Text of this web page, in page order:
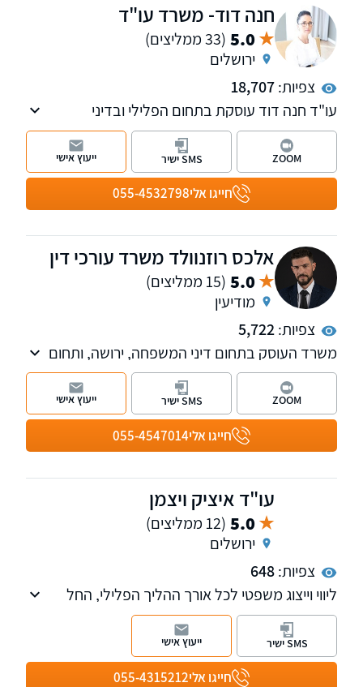
חנה דוד- משרד עו"ד
5.0 (33 ממליצים)
ירושלים
צפיות:18,707
עו"ד חנה דוד עוסקת בתחום הפלילי ובדיני
תעבורה, שירתה במשטרה כשוטרת תנועה,
מפעילת "ינשוף", חוקרת ותובעת - מייצגת נאשמים
בתחום התעבורה והפלילי בלבד. בעלת ניסיון של
למעלה מ- 25 שנה. נשמח לקבוע עמכם פגישת
ייעוץ, השירות ניתן בכל רחבי הארץ.
חייגו אלי055-4532798
ZOOM SMS ישיר ייעוץ אישי
אלכס רוזנוולד משרד עורכי דין
5.0 (15 ממליצים)
מודיעין
צפיות:5,722
משרד העוסק בתחום דיני המשפחה, ירושה, ותחום
המקרקעין על כלל רבדיו. כמו כן, במשרדנו מחלקה
העוסקת בתחום המשפט הפלילי כולל אלימות
במשפחה, מעצרים, כתבי אישום וייצוג בבתי
המשפט השונים. השירות ניתן בשפות עברית, רוסית
ואנגלית.
חייגו אלי055-4547014
ZOOM SMS ישיר ייעוץ אישי
עו"ד איציק ויצמן
5.0 (12 ממליצים)
ירושלים
צפיות:648
ליווי וייצוג משפטי לכל אורך ההליך הפלילי, החל
מהשלבים הראשוניים של החקירה, דרך הליכי
ביניים כגון מעצרים וצווים מגבילים, ועד לייצוג בבתי
המשפט ובערכאות השונות.
חייגו אלי055-4315212
SMS ישיר ייעוץ אישי